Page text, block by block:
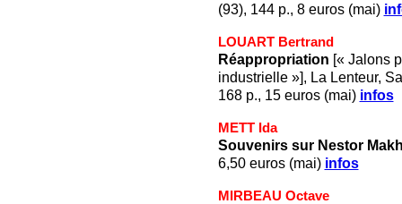
(93), 144 p., 8 euros (mai)
LOUART Bertrand
Réappropriation [« Jalons
industrielle »], La Lenteur,
168 p., 15 euros (mai) infos
METT Ida
Souvenirs sur Nestor
6,50 euros (mai) infos
MIRBEAU Octave